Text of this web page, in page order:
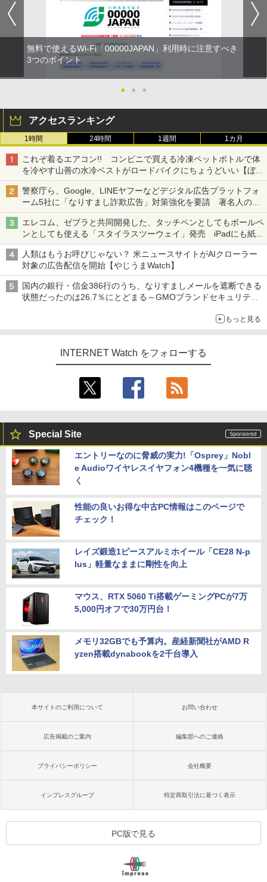
無料で使えるWi-Fi「00000JAPAN」利用時に注意すべき
3つのポイント
● ● ●
アクセスランキング
1時間 24時間 1週間 1カ月
これぞ着るエアコン!! コンビニで買える冷凍ペットボトルで体
を冷やす山善の水冷ベストがロードバイクにちょうどいい【ぼっ
ち・ざ・ろーど！その14】【空いた時間でなにしてる？】
警察庁ら、Google、LINEヤフーなどデジタル広告プラットフォ
ーム5社に「なりすまし詐欺広告」対策強化を要請 著名人の写
真や映像を使った投資詐欺などへの対策として
エレコム、ゼブラと共同開発した、タッチペンとしてもボールペ
ンとしても使える「スタイラスツーウェイ」発売 iPadにも紙に
も、持ち替えずに書き込める
人類はもうお呼びじゃない？ 米ニュースサイトがAIクローラー
対象の広告配信を開始【やじうまWatch】
国内の銀行・信金386行のうち、なりすましメールを遮断できる
状態だったのは26.7％にとどまる～GMOブランドセキュリティ
もっと見る
INTERNET Watch をフォローする
Special Site
エントリーなのに脅威の実力!「Osprey」Nobl
e Audioワイヤレスイヤフォン4機種を一気に聴
く
性能の良いお得な中古PC情報はこのページで
チェック！
レイズ鍛造1ピースアルミホイール「CE28 N-p
lus」軽量なままに剛性を向上
マウス、RTX 5060 Ti搭載ゲーミングPCが7万
5,000円オフで30万円台！
メモリ32GBでも予算内。産経新聞社がAMD R
yzen搭載dynabookを2千台導入
本サイトのご利用について お問い合わせ
広告掲載のご案内 編集部へのご連絡
プライバシーポリシー 会社概要
インプレスグループ 特定商取引法に基づく表示
PC版で見る